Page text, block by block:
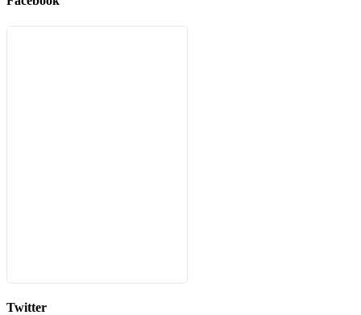
Twitter